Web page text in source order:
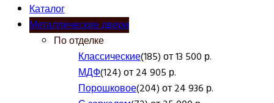
Каталог
Металлические двери
По отделке
Классические(185) от 13 500 р.
МДФ(124) от 24 905 р.
Порошковое(204) от 24 936 р.